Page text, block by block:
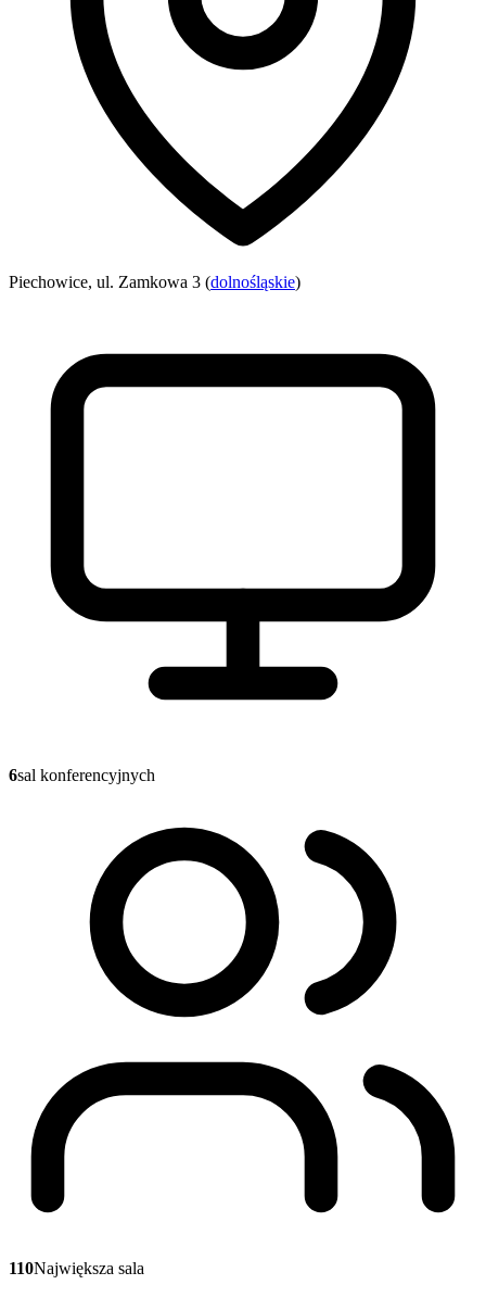
Piechowice, ul. Zamkowa 3 (dolnośląskie)
6sal konferencyjnych
110Największa sala